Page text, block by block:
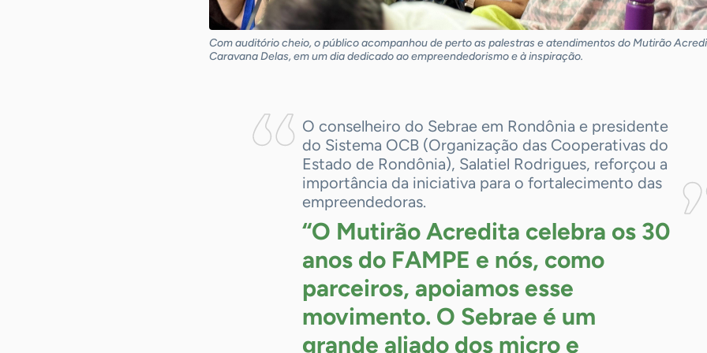
Com auditório cheio, o público acompanhou de perto as palestras e atendimentos do Mutirão
Caravana Delas, em um dia dedicado ao empreendedorismo e à inspiração.
O conselheiro do Sebrae em Rondônia e presidente
do Sistema OCB (Organização das Cooperativas do
Estado de Rondônia), Salatiel Rodrigues, reforçou a
importância da iniciativa para o fortalecimento das
empreendedoras.
“O Mutirão Acredita celebra os 30
anos do FAMPE e nós, como
parceiros, apoiamos esse
movimento. O Sebrae é um
grande aliado dos micro e